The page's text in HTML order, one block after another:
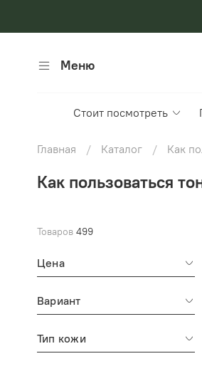
Меню
Стоит посмотреть
Главная Каталог Как
Как пользоваться
Товаров 499
Цена
Вариант
Тип кожи